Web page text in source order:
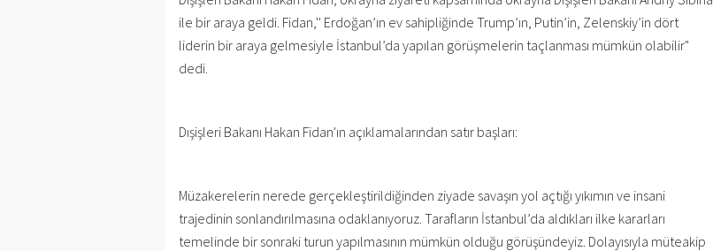
ile bir araya geldi. Fidan,'' Erdoğan’ın ev sahipliğinde Trump’ın, Putin’in, Zelenskiy’in dört
liderin bir araya gelmesiyle İstanbul’da yapılan görüşmelerin taçlanması mümkün olabilir"
dedi.
Dışişleri Bakanı Hakan Fidan'ın açıklamalarından satır başları:
Müzakerelerin nerede gerçekleştirildiğinden ziyade savaşın yol açtığı yıkımın ve insani
trajedinin sonlandırılmasına odaklanıyoruz. Tarafların İstanbul’da aldıkları ilke kararları
temelinde bir sonraki turun yapılmasının mümkün olduğu görüşündeyiz. Dolayısıyla müteakip